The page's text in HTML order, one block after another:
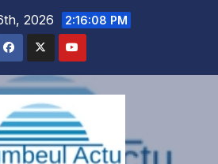
2026 2:16:09 PM